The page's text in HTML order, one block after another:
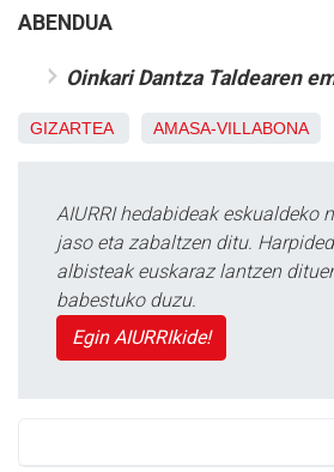
ABENDUA
Oinkari Dantza Taldearen
GIZARTEA AMASA-VILLABONA
AIURRI hedabideak eskualdeko
jaso eta zabaltzen ditu.
albisteak euskaraz lantzen
babestuko duzu.
Egin AIURRIkide!